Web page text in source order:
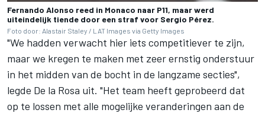
Fernando Alonso reed in Monaco naar P11, maar werd
uiteindelijk tiende door een straf voor Sergio Pérez.
Foto door: Alastair Staley / LAT Images via Getty Images
"We hadden verwacht hier iets competitiever te zijn,
maar we kregen te maken met zeer ernstig onderstuur
in het midden van de bocht in de langzame secties",
legde De la Rosa uit. "Het team heeft geprobeerd dat
op te lossen met alle mogelijke veranderingen aan de